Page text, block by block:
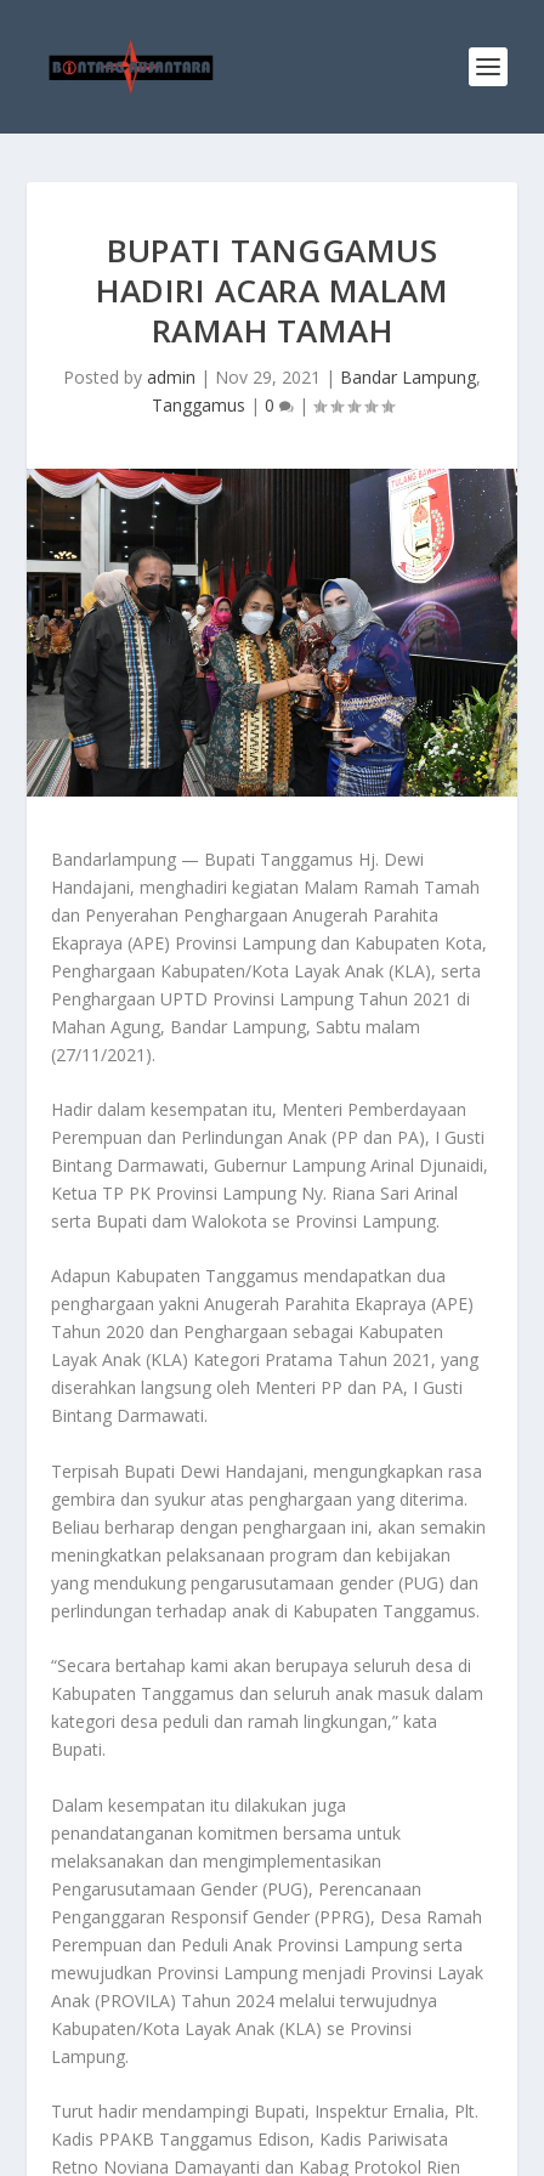
BUPATI TANGGAMUS
HADIRI ACARA MALAM
RAMAH TAMAH
Posted by admin | Nov 29, 2021 | Bandar Lampung,
Tanggamus | 0 |
Bandarlampung — Bupati Tanggamus Hj. Dewi
Handajani, menghadiri kegiatan Malam Ramah Tamah
dan Penyerahan Penghargaan Anugerah Parahita
Ekapraya (APE) Provinsi Lampung dan Kabupaten Kota,
Penghargaan Kabupaten/Kota Layak Anak (KLA), serta
Penghargaan UPTD Provinsi Lampung Tahun 2021 di
Mahan Agung, Bandar Lampung, Sabtu malam
(27/11/2021).
Hadir dalam kesempatan itu, Menteri Pemberdayaan
Perempuan dan Perlindungan Anak (PP dan PA), I Gusti
Bintang Darmawati, Gubernur Lampung Arinal Djunaidi,
Ketua TP PK Provinsi Lampung Ny. Riana Sari Arinal
serta Bupati dam Walokota se Provinsi Lampung.
Adapun Kabupaten Tanggamus mendapatkan dua
penghargaan yakni Anugerah Parahita Ekapraya (APE)
Tahun 2020 dan Penghargaan sebagai Kabupaten
Layak Anak (KLA) Kategori Pratama Tahun 2021, yang
diserahkan langsung oleh Menteri PP dan PA, I Gusti
Bintang Darmawati.
Terpisah Bupati Dewi Handajani, mengungkapkan rasa
gembira dan syukur atas penghargaan yang diterima.
Beliau berharap dengan penghargaan ini, akan semakin
meningkatkan pelaksanaan program dan kebijakan
yang mendukung pengarusutamaan gender (PUG) dan
perlindungan terhadap anak di Kabupaten Tanggamus.
“Secara bertahap kami akan berupaya seluruh desa di
Kabupaten Tanggamus dan seluruh anak masuk dalam
kategori desa peduli dan ramah lingkungan,” kata
Bupati.
Dalam kesempatan itu dilakukan juga
penandatanganan komitmen bersama untuk
melaksanakan dan mengimplementasikan
Pengarusutamaan Gender (PUG), Perencanaan
Penganggaran Responsif Gender (PPRG), Desa Ramah
Perempuan dan Peduli Anak Provinsi Lampung serta
mewujudkan Provinsi Lampung menjadi Provinsi Layak
Anak (PROVILA) Tahun 2024 melalui terwujudnya
Kabupaten/Kota Layak Anak (KLA) se Provinsi
Lampung.
Turut hadir mendampingi Bupati, Inspektur Ernalia, Plt.
Kadis PPAKB Tanggamus Edison, Kadis Pariwisata
Retno Noviana Damayanti dan Kabag Protokol Rien